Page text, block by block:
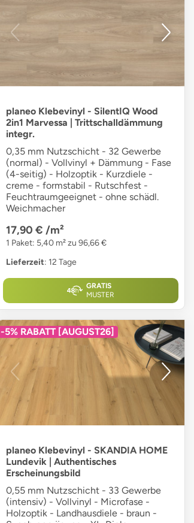
planeo Klebevinyl - SilentIQ Wood
2in1 Marvessa | Trittschalldämmung
integr.
0,35 mm Nutzschicht - 32 Gewerbe
(normal) - Vollvinyl + Dämmung - Fase
(4-seitig) - Holzoptik - Kurzdiele -
creme - formstabil - Rutschfest -
Feuchtraumgeeignet - ohne schädl.
Weichmacher
17,90 € /m²
1 Paket: 5,40 m² zu 96,66 €
Lieferzeit: 12 Tage
GRATIS
MUSTER
-5% RABATT [AUGUST26]
planeo Klebevinyl - SKANDIA HOME
Lundevik | Authentisches
Erscheinungsbild
0,55 mm Nutzschicht - 33 Gewerbe
(intensiv) - Vollvinyl - Microfase -
Holzoptik - Landhausdiele - braun -